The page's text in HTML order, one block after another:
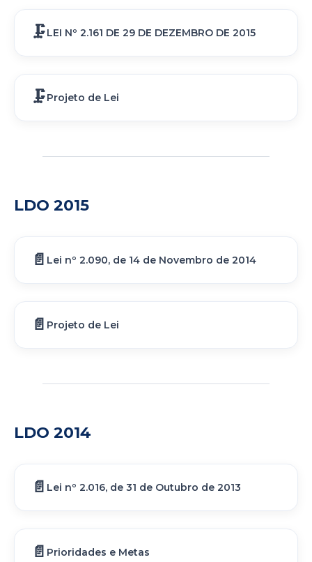
LEI Nº 2.161 DE 29 DE DEZEMBRO DE 2015
Projeto de Lei
LDO 2015
Lei nº 2.090, de 14 de Novembro de 2014
Projeto de Lei
LDO 2014
Lei nº 2.016, de 31 de Outubro de 2013
Prioridades e Metas